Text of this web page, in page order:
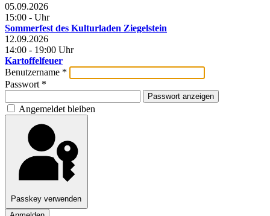
05.09.2026
15:00 - Uhr
Sommerfest des Kulturladen Ziegelstein
12.09.2026
14:00 - 19:00 Uhr
Kartoffelfeuer
Benutzername *
Passwort *
Passwort anzeigen
Angemeldet bleiben
Passkey verwenden